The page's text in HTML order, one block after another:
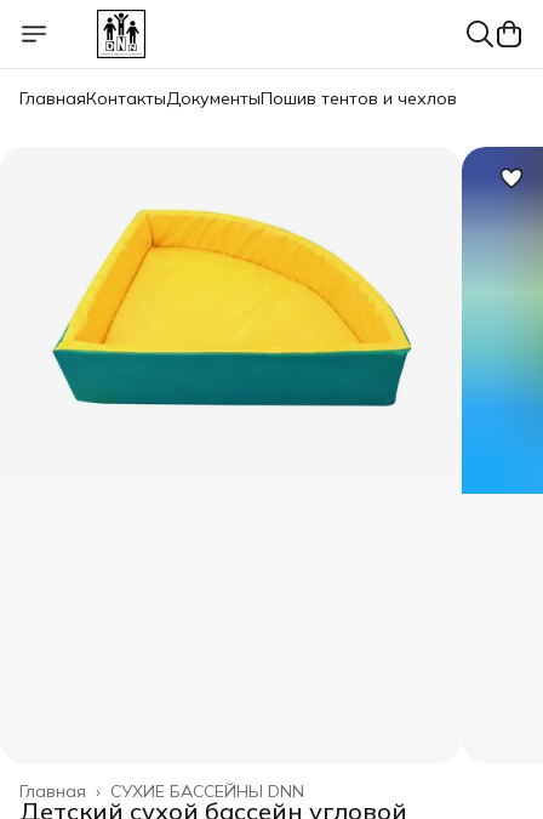
ГлавнаяКонтактыДокументыПошив тентов и чехлов
СУХИЕ БАССЕЙНЫ DNN
Главная ›
Детский сухой бассейн угловой